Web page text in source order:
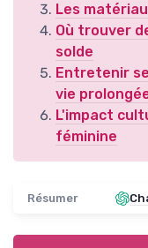
Les
Où trouver
solde
Entretenir
vie
L'impact
féminine
Résumer